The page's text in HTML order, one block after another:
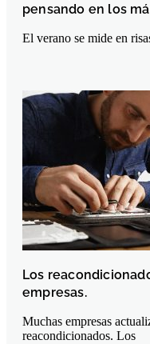
pensando en los
El verano se mide en
Los
empresas.
Muchas empresas
reacondicionados. Los